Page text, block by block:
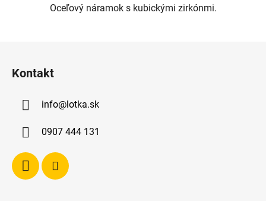
Oceľový náramok s kubickými zirkónmi.
Kontakt
info@lotka.sk
0907 444 131